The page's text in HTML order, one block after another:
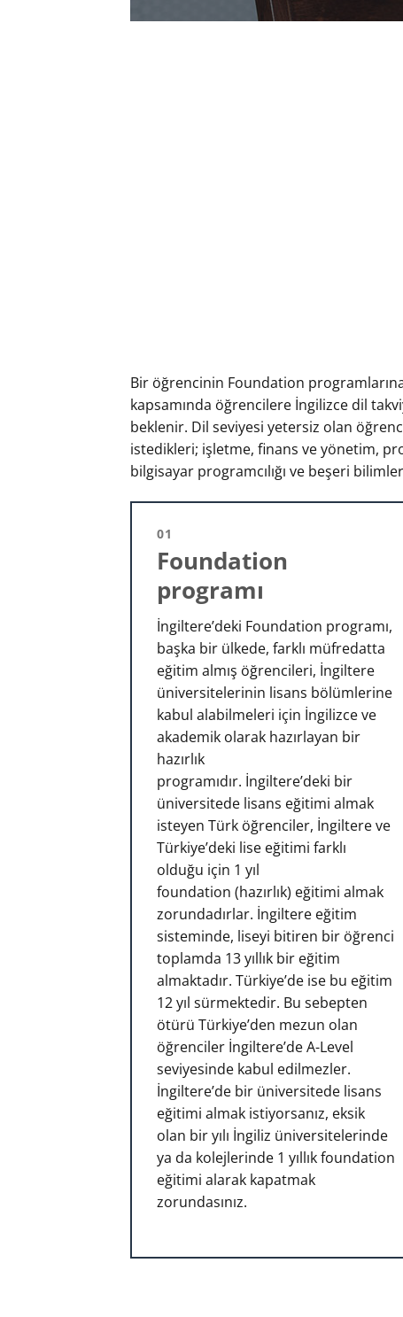
Bir öğrencinin Foundation
kapsamında öğrencilere İngilizce dil
beklenir. Dil seviyesi yetersiz olan
istedikleri; işletme, finans ve yönetim,
bilgisayar programcılığı ve beşeri
01
Foundation
programı
İngiltere’deki Foundation programı,
başka bir ülkede, farklı müfredatta
eğitim almış öğrencileri, İngiltere
üniversitelerinin lisans bölümlerine
kabul alabilmeleri için İngilizce ve
akademik olarak hazırlayan bir
hazırlık
programıdır. İngiltere’deki bir
üniversitede lisans eğitimi almak
isteyen Türk öğrenciler, İngiltere ve
Türkiye’deki lise eğitimi farklı
olduğu için 1 yıl
foundation (hazırlık) eğitimi almak
zorundadırlar. İngiltere eğitim
sisteminde, liseyi bitiren bir öğrenci
toplamda 13 yıllık bir eğitim
almaktadır. Türkiye’de ise bu eğitim
12 yıl sürmektedir. Bu sebepten
ötürü Türkiye’den mezun olan
öğrenciler İngiltere’de A-Level
seviyesinde kabul edilmezler.
İngiltere’de bir üniversitede lisans
eğitimi almak istiyorsanız, eksik
olan bir yılı İngiliz üniversitelerinde
ya da kolejlerinde 1 yıllık foundation
eğitimi alarak kapatmak
zorundasınız.